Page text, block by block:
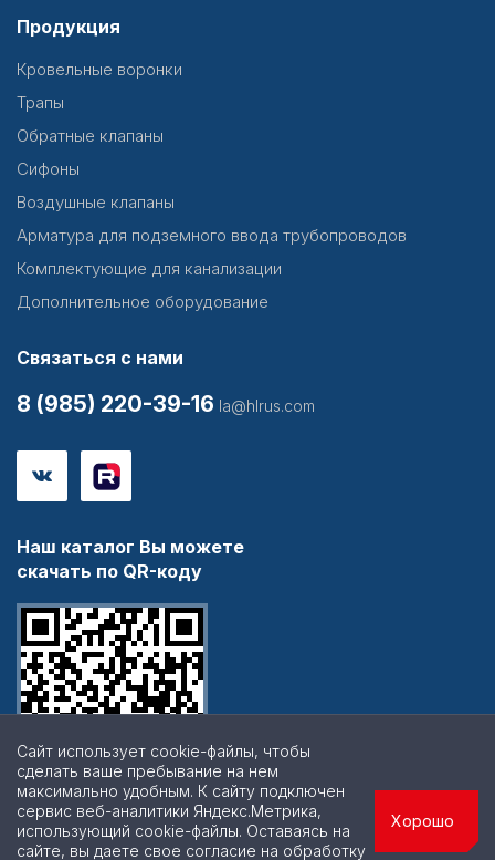
Продукция
Кровельные воронки
Трапы
Обратные клапаны
Сифоны
Воздушные клапаны
Арматура для подземного ввода трубопроводов
Комплектующие для канализации
Дополнительное оборудование
Связаться с нами
8 (985) 220-39-16 la@hlrus.com
Наш каталог Вы можете
скачать по QR-коду
Сайт использует cookie-файлы, чтобы
сделать ваше пребывание на нем
максимально удобным. К cайту подключен
сервис веб-аналитики Яндекс.Метрика,
использующий cookie-файлы. Оставаясь на
сайте, вы даете свое согласие на обработку
Хорошо